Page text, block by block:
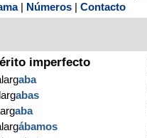
| Números Contacto
imperfecto
aba
abas
aba
ábamos